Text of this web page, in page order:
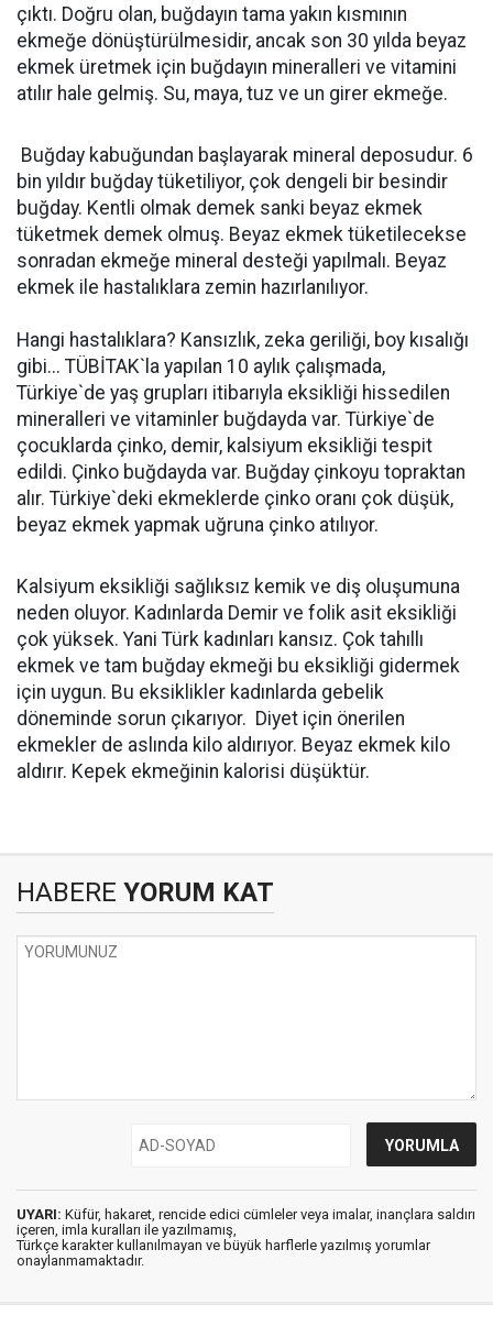
çıktı. Doğru olan, buğdayın tama yakın kısmının
ekmeğe dönüştürülmesidir, ancak son 30 yılda beyaz
ekmek üretmek için buğdayın mineralleri ve vitamini
atılır hale gelmiş. Su, maya, tuz ve un girer ekmeğe.
Buğday kabuğundan başlayarak mineral deposudur. 6
bin yıldır buğday tüketiliyor, çok dengeli bir besindir
buğday. Kentli olmak demek sanki beyaz ekmek
tüketmek demek olmuş. Beyaz ekmek tüketilecekse
sonradan ekmeğe mineral desteği yapılmalı. Beyaz
ekmek ile hastalıklara zemin hazırlanılıyor.
Hangi hastalıklara? Kansızlık, zeka geriliği, boy kısalığı
gibi... TÜBİTAK`la yapılan 10 aylık çalışmada,
Türkiye`de yaş grupları itibarıyla eksikliği hissedilen
mineralleri ve vitaminler buğdayda var. Türkiye`de
çocuklarda çinko, demir, kalsiyum eksikliği tespit
edildi. Çinko buğdayda var. Buğday çinkoyu topraktan
alır. Türkiye`deki ekmeklerde çinko oranı çok düşük,
beyaz ekmek yapmak uğruna çinko atılıyor.
Kalsiyum eksikliği sağlıksız kemik ve diş oluşumuna
neden oluyor. Kadınlarda Demir ve folik asit eksikliği
çok yüksek. Yani Türk kadınları kansız. Çok tahıllı
ekmek ve tam buğday ekmeği bu eksikliği gidermek
için uygun. Bu eksiklikler kadınlarda gebelik
döneminde sorun çıkarıyor. Diyet için önerilen
ekmekler de aslında kilo aldırıyor. Beyaz ekmek kilo
aldırır. Kepek ekmeğinin kalorisi düşüktür.
HABERE YORUM KAT
UYARI: Küfür, hakaret, rencide edici cümleler veya imalar, inançlara saldırı
içeren, imla kuralları ile yazılmamış,
Türkçe karakter kullanılmayan ve büyük harflerle yazılmış yorumlar
onaylanmamaktadır.